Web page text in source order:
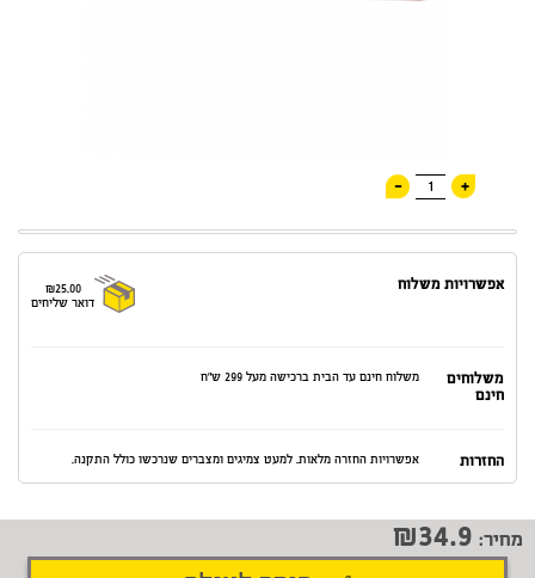
+
1
-
אפשרויות משלוח
₪25.00
דואר שליחים
משלוחים
חינם
משלוח חינם עד הבית ברכישה מעל 299 ש"ח
החזרות אפשרויות החזרה מלאות. למעט צמיגים ומצברים שנרכשו כולל התקנה.
מחיר: 34.9